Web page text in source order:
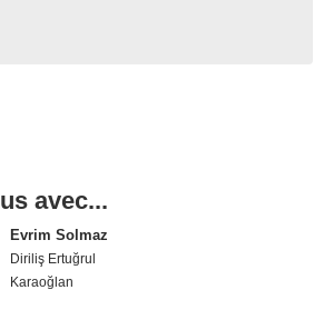
avec...
Evrim Solmaz
Diriliş Ertuğrul
Karaoğlan